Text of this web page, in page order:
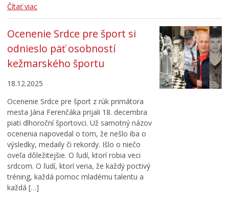
Čítať viac
Ocenenie Srdce pre šport si
odnieslo päť osobností
kežmarského športu
18.12.2025
Ocenenie Srdce pre šport z rúk primátora
mesta Jána Ferenčáka prijali 18. decembra
piati dlhoroční športovci. Už samotný názov
ocenenia napovedal o tom, že nešlo iba o
výsledky, medaily či rekordy. Išlo o niečo
oveľa dôležitejšie. O ľudí, ktorí robia veci
srdcom. O ľudí, ktorí veria, že každý poctivý
tréning, každá pomoc mladému talentu a
každá […]